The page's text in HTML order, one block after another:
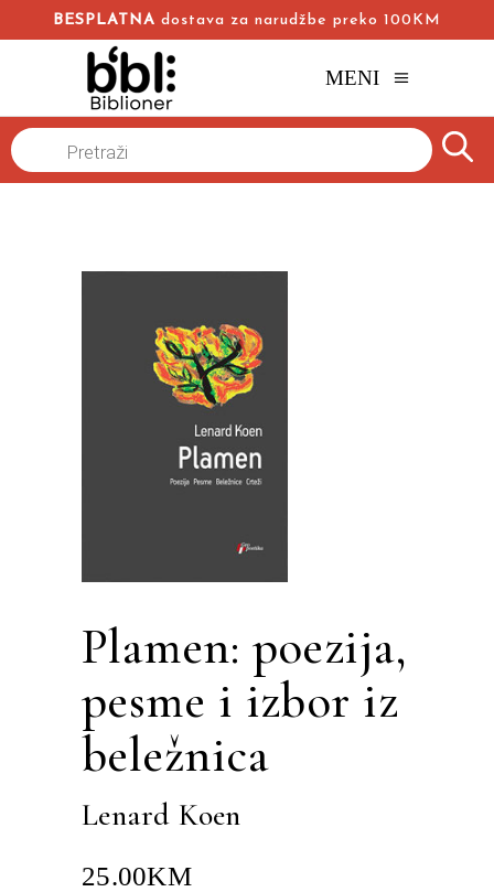
BESPLATNA dostava za narudžbe preko 100KM
MENI
Products
search
Plamen: poezija,
pesme i izbor iz
beležnica
Lenard Koen
25.00KM